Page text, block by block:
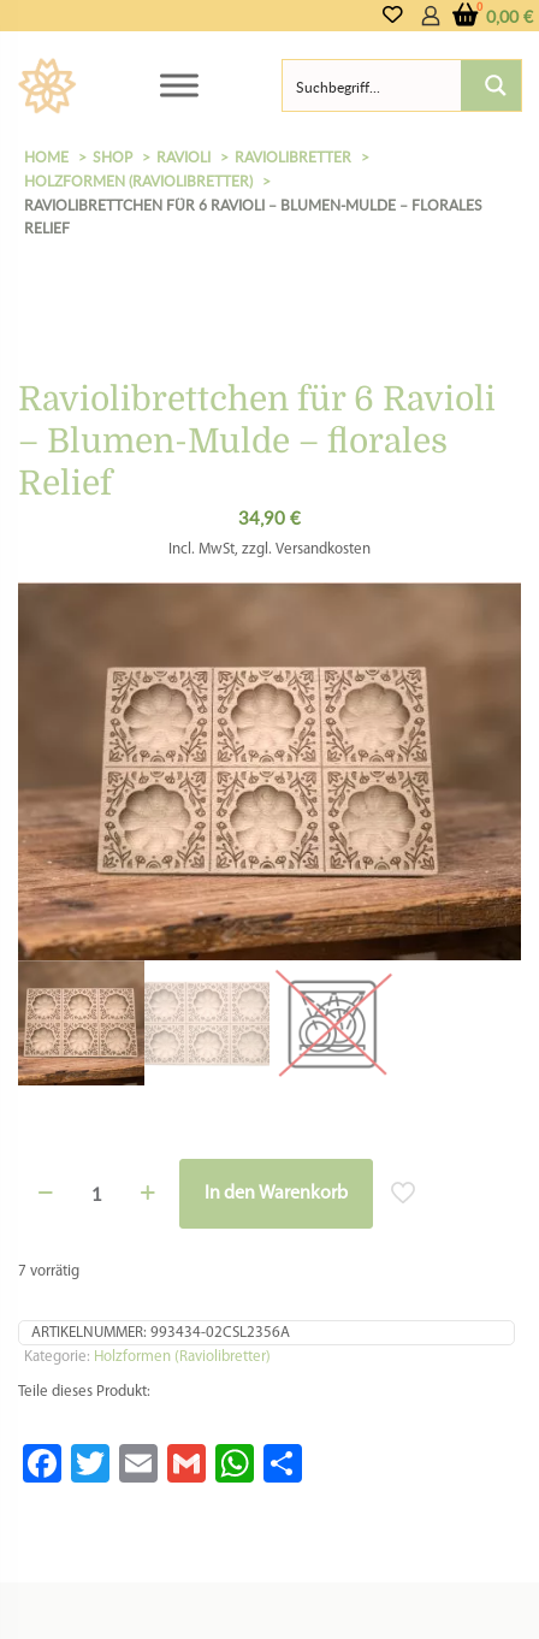
0,00€
HOME SHOP RAVIOLI
RAVIOLIBRETTER
HOLZFORMEN (RAVIOLIBRETTER)
RAVIOLIBRETTCHEN FÜR 6 RAVIOLI – BLUMEN-MULDE – FLORALES
RELIEF
Raviolibrettchen für 6 Ravioli
– Blumen-Mulde – florales
Relief
34,90 €
Incl. MwSt, zzgl. Versandkosten
7 vorrätig
–
florales
Menge
In den Warenkorb
ARTIKELNUMMER: 993434-02CSL2356A
Kategorie: Holzformen (Raviolibretter)
Teile dieses Produkt:
Facebook
Twitter
EmailGmailWhatsApp